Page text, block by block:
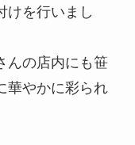
けを行いまし
んの店内にも笹
華やかに彩られ